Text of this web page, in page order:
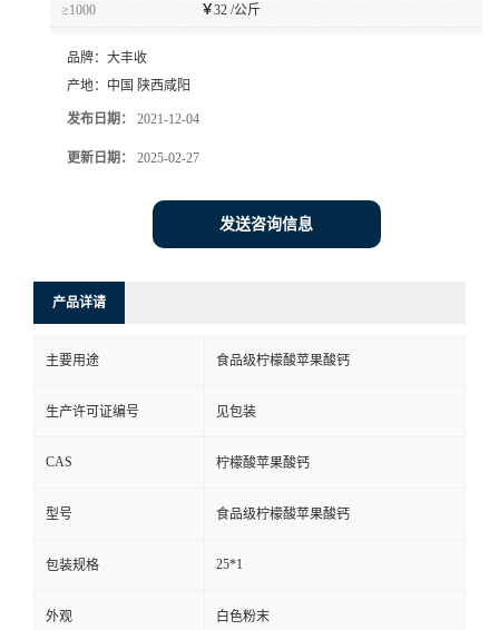
≥1000 ￥32 /公斤
品牌： 大丰收
产地： 中国 陕西咸阳
发布日期： 2021-12-04
更新日期： 2025-02-27
发送咨询信息
产品详请
主要用途 食品级柠檬酸苹果酸钙
生产许可证编号 见包装
CAS 柠檬酸苹果酸钙
型号 食品级柠檬酸苹果酸钙
包装规格 25*1
外观 白色粉末